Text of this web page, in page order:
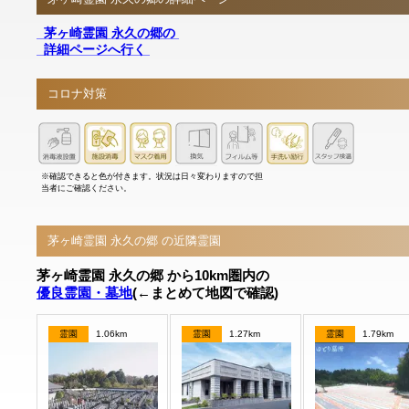
茅ヶ崎霊園 永久の郷の
詳細ページへ行く
コロナ対策
※確認できると色が付きます。状況は日々変わりますので担
当者にご確認ください。
茅ヶ崎霊園 永久の郷 の近隣霊園
茅ヶ崎霊園 永久の郷 から10km圏内の
優良霊園・墓地(←まとめて地図で確認)
霊園 1.06km 霊園 1.27km 霊園 1.79km